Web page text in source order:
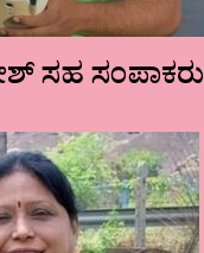
ಸಹ ಸಂಪಾಕರು